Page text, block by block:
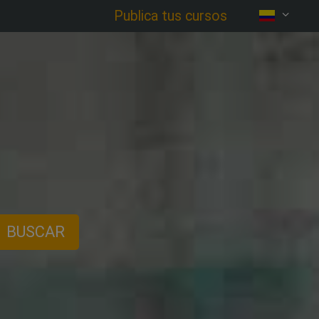
Publica tus cursos
BUSCAR